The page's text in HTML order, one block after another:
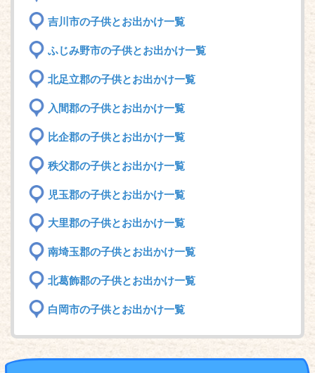
吉川市の子供とお出かけ一覧
ふじみ野市の子供とお出かけ一覧
北足立郡の子供とお出かけ一覧
入間郡の子供とお出かけ一覧
比企郡の子供とお出かけ一覧
秩父郡の子供とお出かけ一覧
児玉郡の子供とお出かけ一覧
大里郡の子供とお出かけ一覧
南埼玉郡の子供とお出かけ一覧
北葛飾郡の子供とお出かけ一覧
白岡市の子供とお出かけ一覧